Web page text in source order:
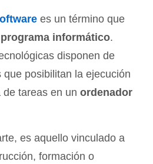
es un término que
programa informático.
disponen de
posibilitan la ejecución
tareas en un ordenador
es aquello vinculado a
formación o